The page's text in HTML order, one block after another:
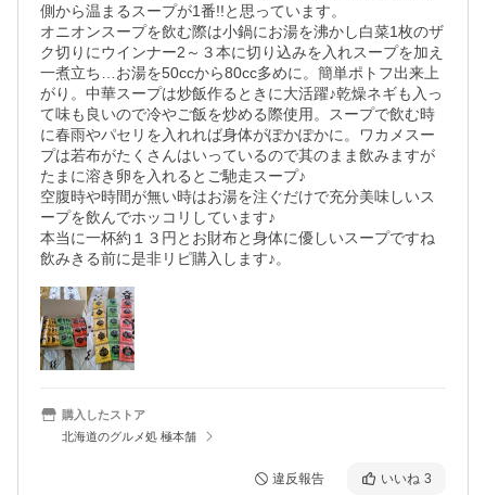
側から温まるスープが1番!!と思っています。
オニオンスープを飲む際は小鍋にお湯を沸かし白菜1枚のザ
ク切りにウインナー2～３本に切り込みを入れスープを加え
一煮立ち…お湯を50ccから80cc多めに。簡単ポトフ出来上
がり。中華スープは炒飯作るときに大活躍♪乾燥ネギも入っ
て味も良いので冷やご飯を炒める際使用。スープで飲む時
に春雨やパセリを入れれば身体がぽかぽかに。ワカメスー
プは若布がたくさんはいっているので其のまま飲みますが
たまに溶き卵を入れるとご馳走スープ♪
空腹時や時間が無い時はお湯を注ぐだけで充分美味しいス
ープを飲んでホッコリしています♪
本当に一杯約１３円とお財布と身体に優しいスープですね
購入したストア
北海道のグルメ処 極本舗
違反報告 いいね 3